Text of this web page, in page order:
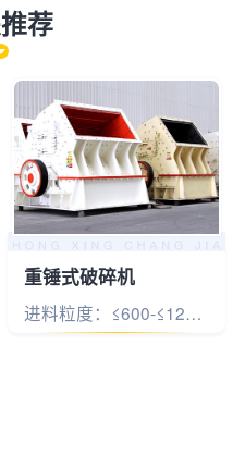
荐
重锤式破碎机
进料粒度：≤600-≤1200mm